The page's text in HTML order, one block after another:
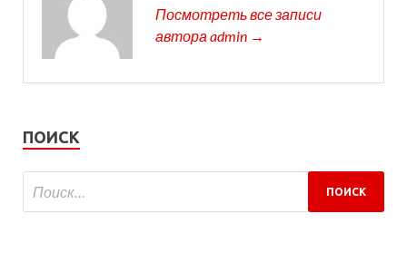
Посмотреть все записи
автора admin →
ПОИСК